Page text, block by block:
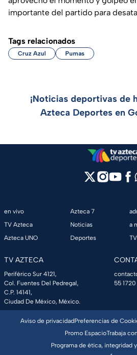
importante del partido para
Tags relacionados
Cruz Azul Pumas
¡Noticias deportivas de
Azteca Deportes en
en vivo
TV Azteca
Azteca UNO
Azteca 7
Noticias
Deportes
a
TV AZTECA
Periférico Sur 4121,
Col. Fuentes Del Pedregal,
C.P. 14141,
Ciudad De México, México.
55 1720
Aviso de privacidadPreferencias de
Promo EspacioTrabaja
Programa de ética, integridad